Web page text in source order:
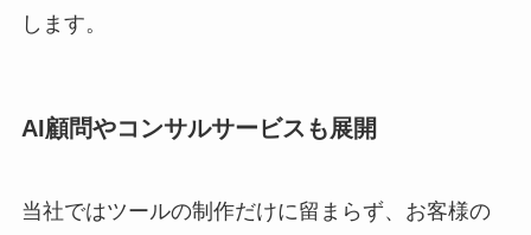
します。
AI顧問やコンサルサービスも展開
当社ではツールの制作だけに留まらず、お客様の